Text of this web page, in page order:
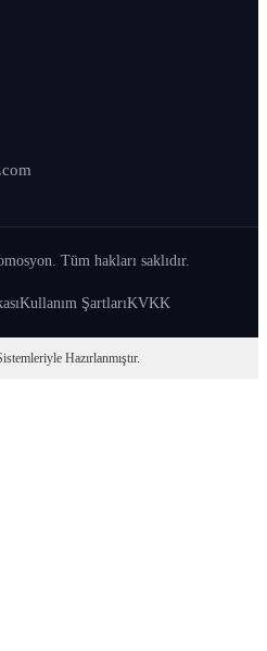
Tüm hakları saklıdır.
Kullanım ŞartlarıKVKK
Hazırlanmıştır.